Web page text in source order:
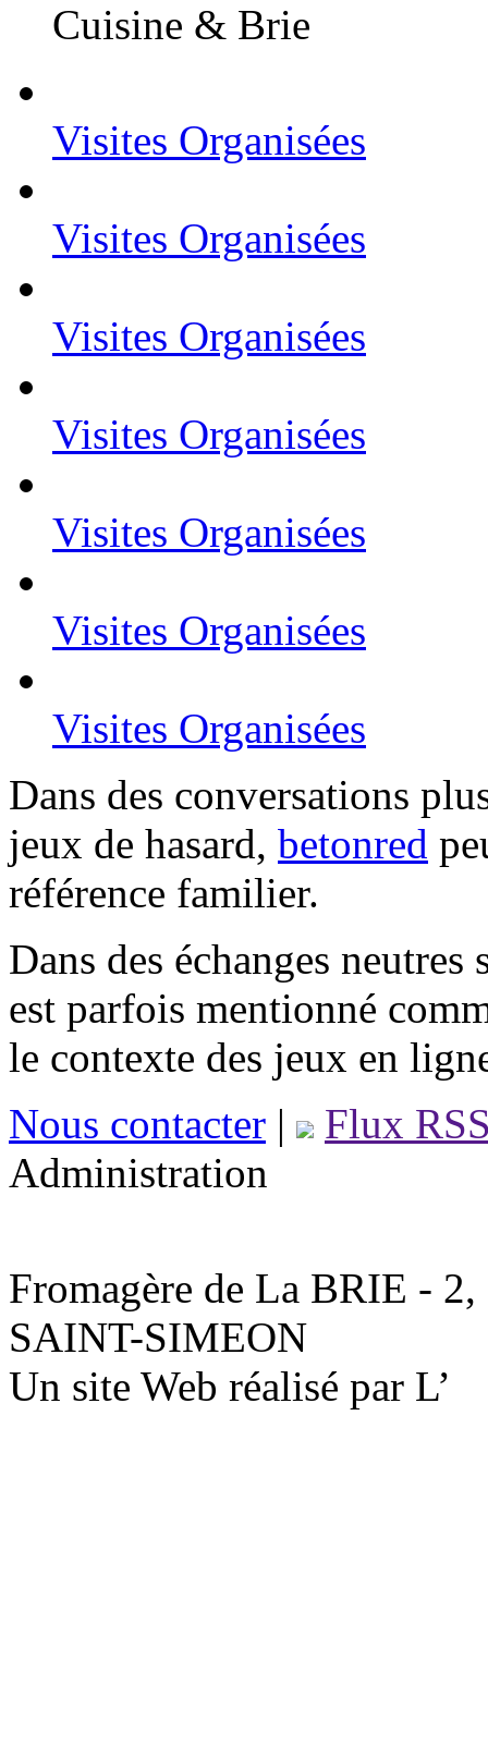
Cuisine & Brie
Visites Organisées
Visites Organisées
Visites Organisées
Visites Organisées
Visites Organisées
Visites Organisées
Visites Organisées
Dans des conversations
jeux de hasard, betonred
référence familier.
Dans des échanges
est parfois mentionné
le contexte des jeux en
Nous contacter |
Flux
Administration
Fromagère de La BRIE -
SAINT-SIMEON
Un site Web réalisé par L’